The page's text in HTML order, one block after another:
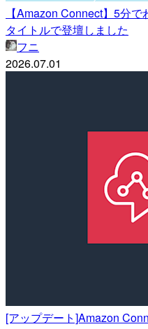
【Amazon Connect】5分
タイトルで登壇しました
フニ
2026.07.01
[アップデート]Amazon